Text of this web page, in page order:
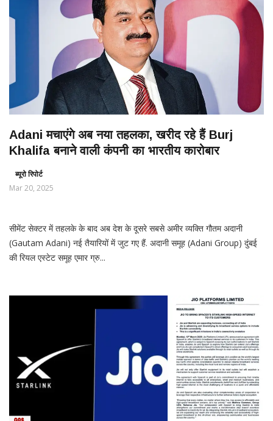
Adani मचाएंगे अब नया तहलका, खरीद रहे हैं Burj
Khalifa बनाने वाली कंपनी का भारतीय कारोबार
ब्यूरो रिपोर्ट
Mar 20, 2025
सीमेंट सेक्टर में तहलके के बाद अब देश के दूसरे सबसे अमीर व्यक्ति गौतम अदानी
(Gautam Adani) नई तैयारियों में जुट गए हैं. अदानी समूह (Adani Group) दुंबई
की रियल एस्टेट समूह एमार ग्रु...